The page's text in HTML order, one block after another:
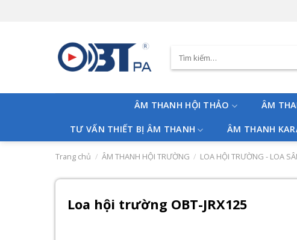
Tìm
kiếm:
ÂM THANH HỘI THẢO ÂM
TƯ VẤN THIẾT BỊ ÂM THANH ÂM THANH
Trang chủ / ÂM THANH HỘI TRƯỜNG / LOA HỘI TRƯỜNG - LOA
Loa hội trường OBT-JRX125